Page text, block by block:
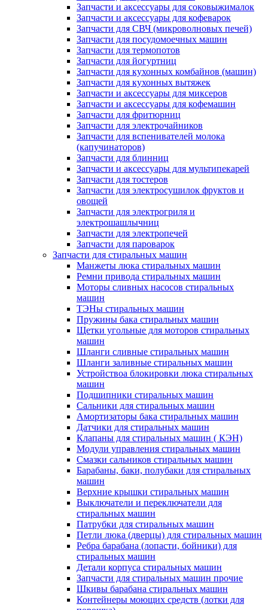
Запчасти и аксессуары для соковыжималок
Запчасти и аксессуары для кофеварок
Запчасти для СВЧ (микроволновых печей)
Запчасти для посудомоечных машин
Запчасти для термопотов
Запчасти для йогуртниц
Запчасти для кухонных комбайнов (машин)
Запчасти для кухонных вытяжек
Запчасти и аксессуары для миксеров
Запчасти и аксессуары для кофемашин
Запчасти для фритюрниц
Запчасти для электрочайников
Запчасти для вспенивателей молока
(капучинаторов)
Запчасти для блинниц
Запчасти и аксессуары для мультипекарей
Запчасти для тостеров
Запчасти для электросушилок фруктов и
овощей
Запчасти для электрогриля и
электрошашлычниц
Запчасти для электропечей
Запчасти для пароварок
Запчасти для стиральных машин
Манжеты люка стиральных машин
Ремни привода стиральных машин
Моторы сливных насосов стиральных
машин
ТЭНы стиральных машин
Пружины бака стиральных машин
Щетки угольные для моторов стиральных
машин
Шланги сливные стиральных машин
Шланги заливные стиральных машин
Устройствоа блокировки люка стиральных
машин
Подшипники стиральных машин
Сальники для стиральных машин
Амортизаторы бака стиральных машин
Датчики для стиральных машин
Клапаны для стиральных машин ( КЭН)
Модули управления стиральных машин
Смазки сальников стиральных машин
Барабаны, баки, полубаки для стиральных
машин
Верхние крышки стиральных машин
Выключатели и переключатели для
стиральных машин
Патрубки для стиральных машин
Петли люка (дверцы) для стиральных машин
Ребра барабана (лопасти, бойники) для
стиральных машин
Детали корпуса стиральных машин
Запчасти для стиральных машин прочие
Шкивы барабана стиральных машин
Контейнеры моющих средств (лотки для